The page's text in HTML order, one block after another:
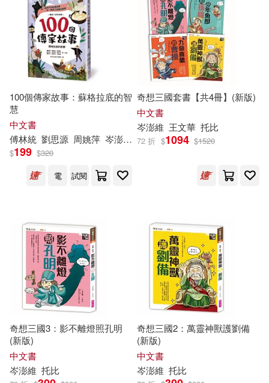
100個傳家故事：蘇格拉底的智
慧
中文書
傅林統 劉思源 周姚萍 岑澎維 徐國能 施養慧 林玫伶
$199 $320
電
試閱
奇想三國套書【共4冊】(新版)
中文書
岑澎維 王文華 托比
72 折 $1094 $1520
奇想三國3：影不離燈照孔明
(新版)
中文書
岑澎維 托比
奇想三國2：萬靈神獸護劉備
(新版)
中文書
岑澎維 托比